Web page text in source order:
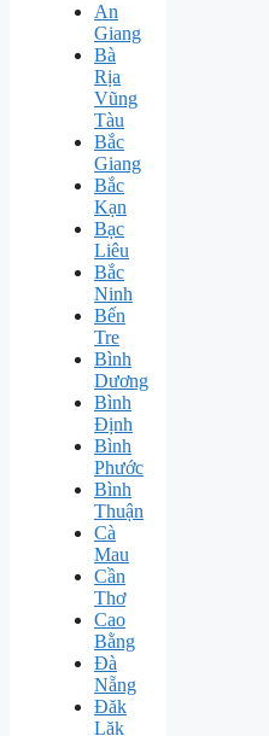
An
Giang
Bà
Rịa
Vũng
Tàu
Bắc
Giang
Bắc
Kạn
Bạc
Liêu
Bắc
Ninh
Bến
Tre
Bình
Dương
Bình
Định
Bình
Phước
Bình
Thuận
Cà
Mau
Cần
Thơ
Cao
Bằng
Đà
Nẵng
Đăk
Lăk